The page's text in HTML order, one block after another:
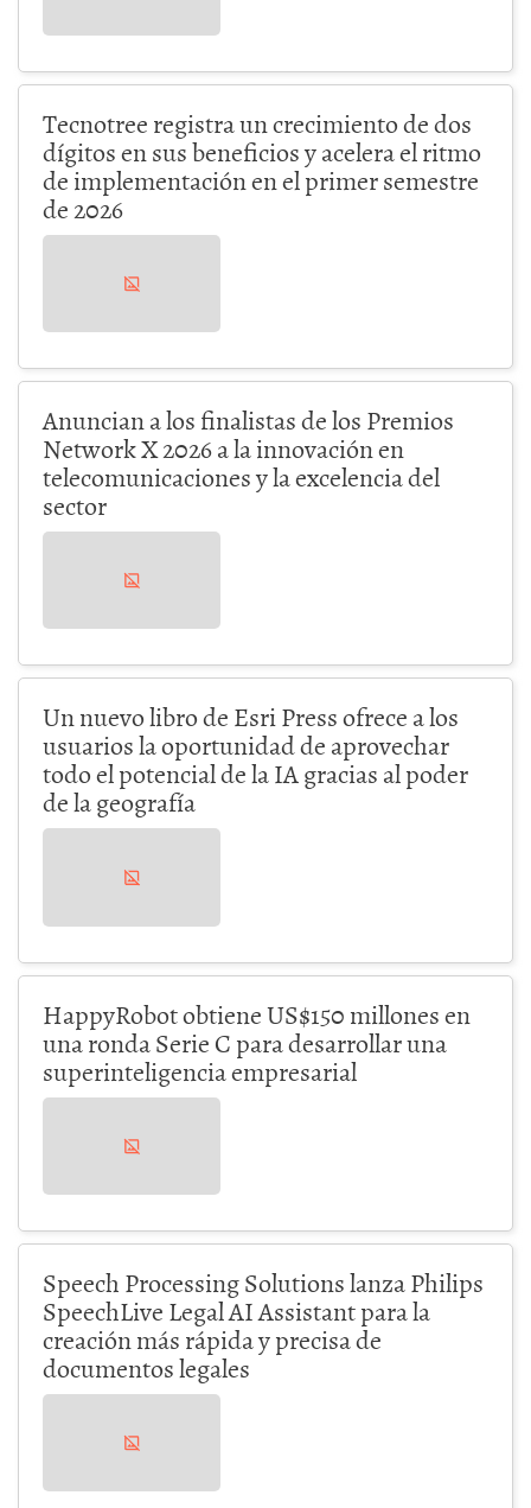
Tecnotree registra un crecimiento de dos
dígitos en sus beneficios y acelera el ritmo
de implementación en el primer semestre
de 2026
Anuncian a los finalistas de los Premios
Network X 2026 a la innovación en
telecomunicaciones y la excelencia del
sector
Un nuevo libro de Esri Press ofrece a los
usuarios la oportunidad de aprovechar
todo el potencial de la IA gracias al poder
de la geografía
HappyRobot obtiene US$150 millones en
una ronda Serie C para desarrollar una
superinteligencia empresarial
Speech Processing Solutions lanza Philips
SpeechLive Legal AI Assistant para la
creación más rápida y precisa de
documentos legales